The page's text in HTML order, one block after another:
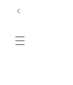
Gå til
indhold